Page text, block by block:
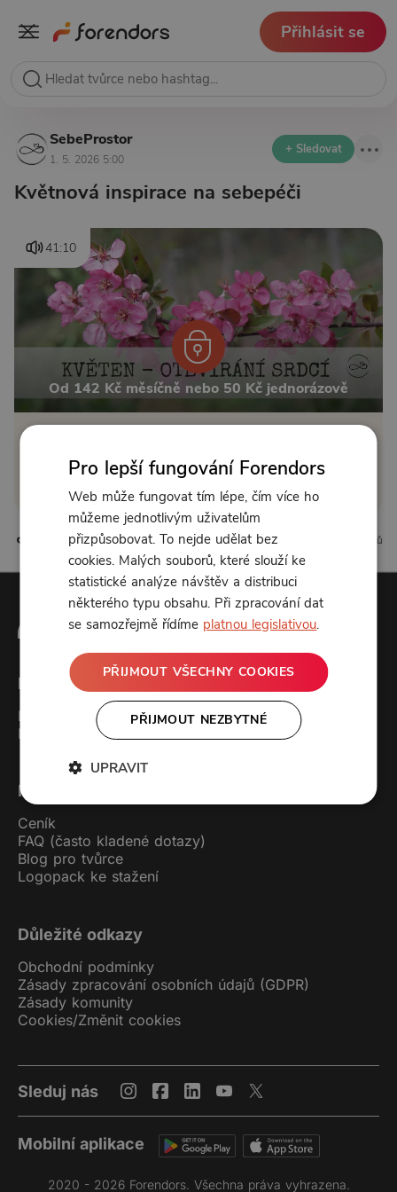
Přihlásit se
SebeProstor
1. 5. 2026 5:00
+ Sledovat
Květnová inspirace na sebepéči
41:10
Od 142 Kč měsíčně nebo 50 Kč jednorázově
Koupit příspěvek
0 komentářů
Forendors
Kontakt
Podcast studio
Pro uživatele
Ceník
FAQ (často kladené dotazy)
Blog pro tvůrce
Logopack ke stažení
Důležité odkazy
Obchodní podmínky
Zásady zpracování osobních údajů (GDPR)
Zásady komunity
Cookies/Změnit cookies
Sleduj nás
Mobilní aplikace
2020 - 2026 Forendors. Všechna práva vyhrazena.
Pro lepší fungování Forendors
Web může fungovat tím lépe, čím více ho
můžeme jednotlivým uživatelům
přizpůsobovat. To nejde udělat bez
cookies. Malých souborů, které slouží ke
statistické analýze návštěv a distribuci
některého typu obsahu. Při zpracování dat
se samozřejmě řídíme platnou legislativou.
PŘIJMOUT VŠECHNY COOKIES
PŘIJMOUT NEZBYTNÉ
UPRAVIT